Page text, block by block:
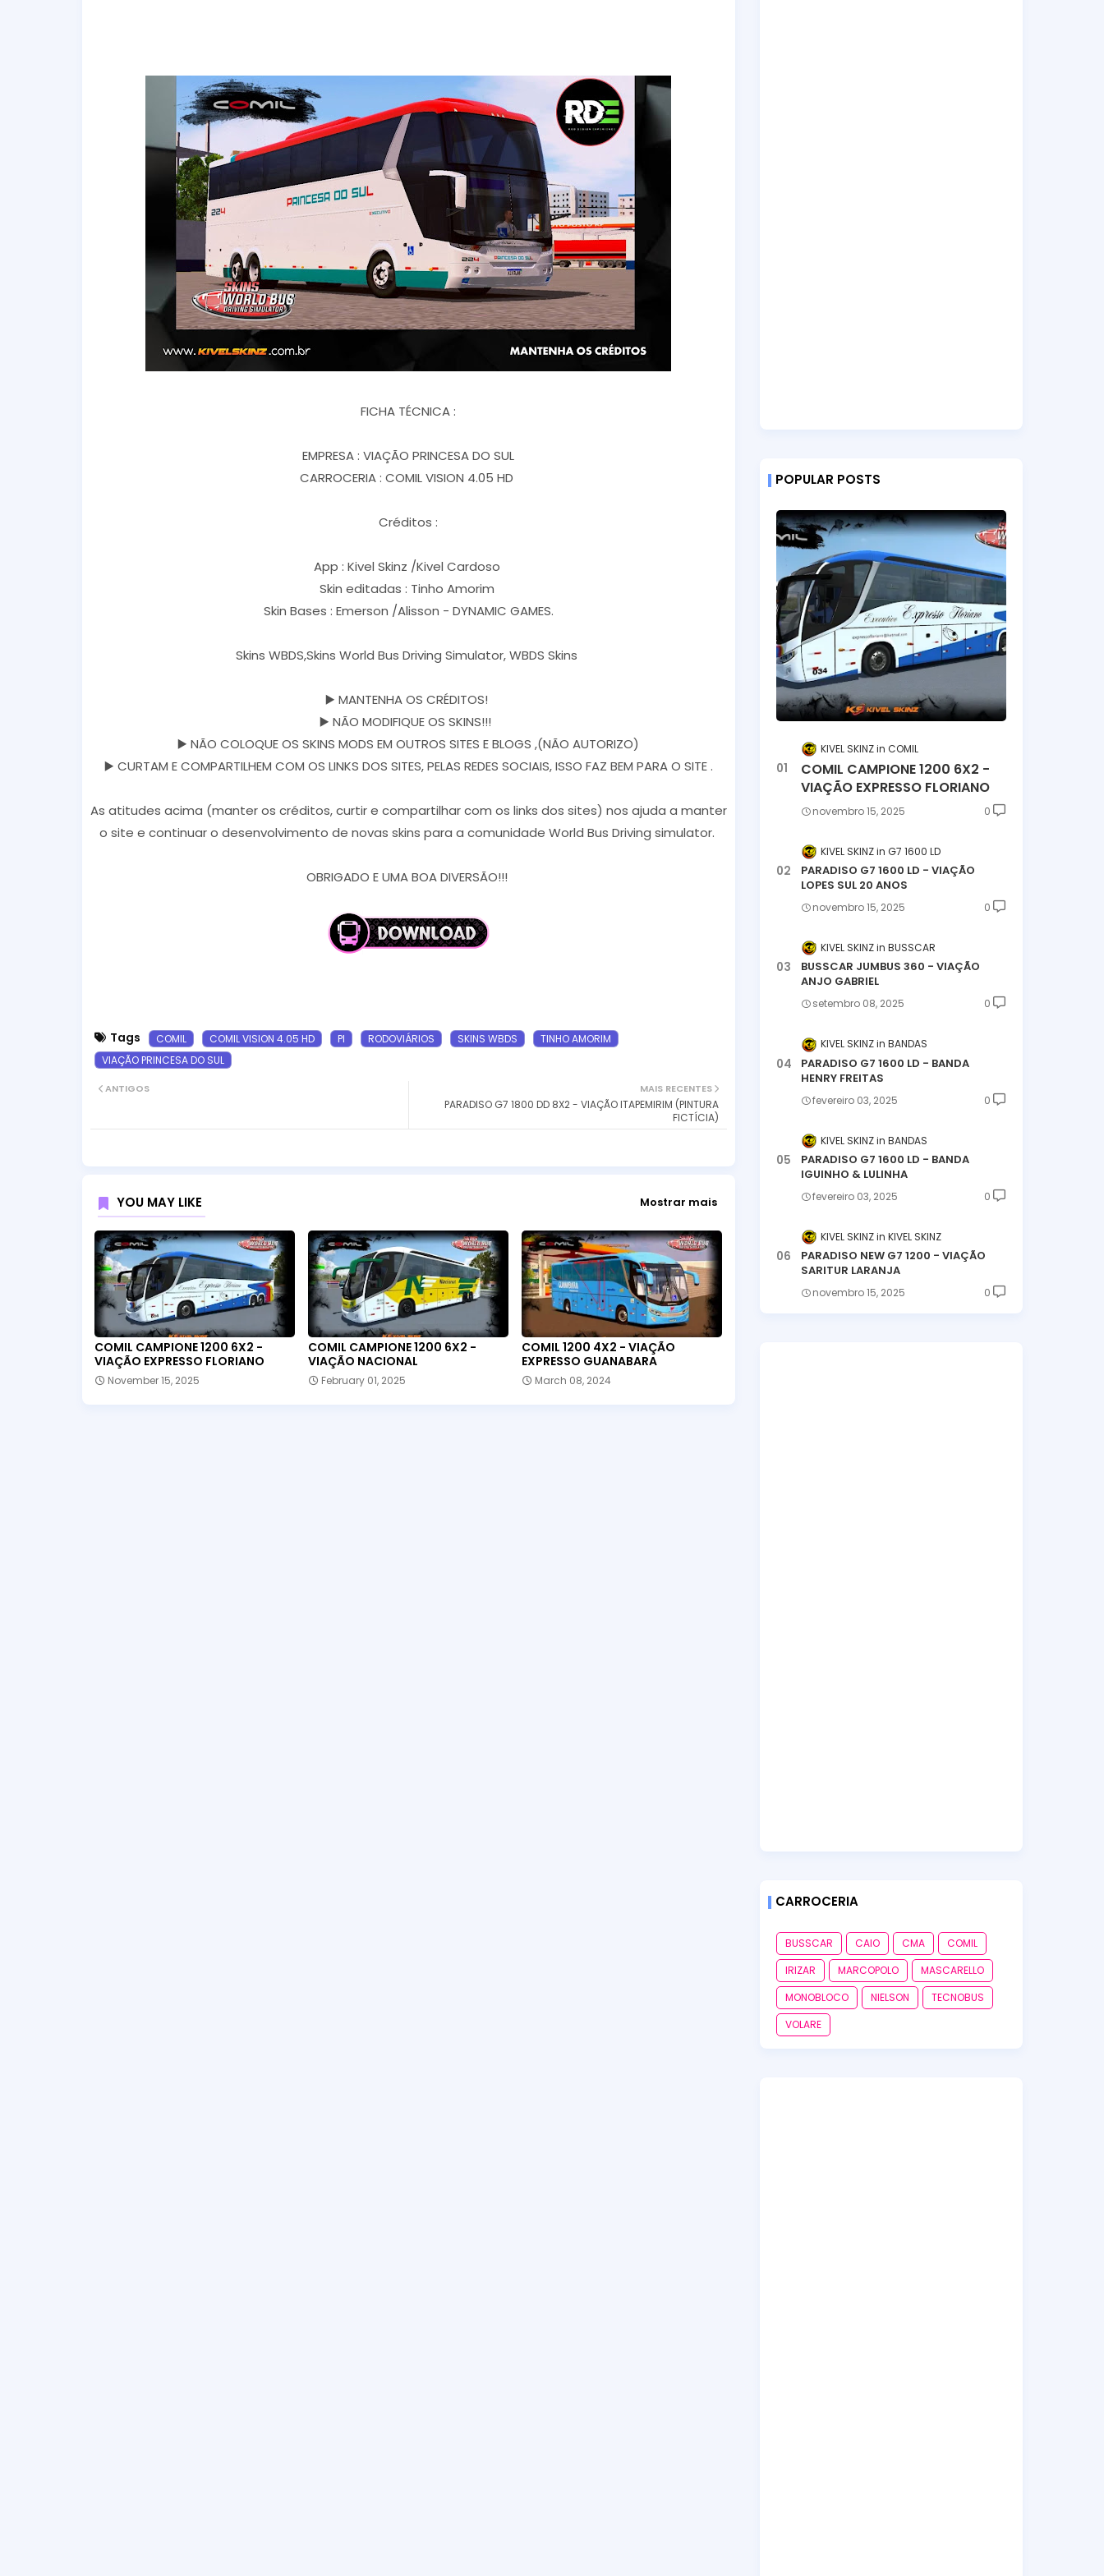
FICHA TÉCNICA :
EMPRESA : VIAÇÃO PRINCESA DO SUL
CARROCERIA : COMIL VISION 4.05 HD
Créditos :
App : Kivel Skinz /Kivel Cardoso
Skin editadas : Tinho Amorim
Skin Bases : Emerson /Alisson - DYNAMIC GAMES.
Skins WBDS,Skins World Bus Driving Simulator, WBDS Skins
▶️ MANTENHA OS CRÉDITOS!
▶️ NÃO MODIFIQUE OS SKINS!!!
▶️ NÃO COLOQUE OS SKINS MODS EM OUTROS SITES E BLOGS ,(NÃO AUTORIZO)
▶️ CURTAM E COMPARTILHEM COM OS LINKS DOS SITES, PELAS REDES SOCIAIS, ISSO FAZ BEM PARA O SITE .
As atitudes acima (manter os créditos, curtir e compartilhar com os links dos sites) nos ajuda a manter
o site e continuar o desenvolvimento de novas skins para a comunidade World Bus Driving simulator.
OBRIGADO E UMA BOA DIVERSÃO!!!
Tags COMIL COMIL VISION 4.05 HD PI RODOVIÁRIOS SKINS WBDS
TINHO AMORIM
VIAÇÃO PRINCESA DO SUL
MAIS RECENTES
PARADISO G7 1800 DD 8X2 - VIAÇÃO ITAPEMIRIM (PINTURA
FICTÍCIA)
ANTIGOS
YOU MAY LIKE Mostrar mais
COMIL CAMPIONE 1200 6X2 -
VIAÇÃO EXPRESSO FLORIANO
November 15, 2025
COMIL CAMPIONE 1200 6X2 -
VIAÇÃO NACIONAL
February 01, 2025
COMIL 1200 4X2 - VIAÇÃO
EXPRESSO GUANABARA
March 08, 2024
POPULAR POSTS
KIVEL SKINZ COMIL
COMIL CAMPIONE 1200 6X2 -
VIAÇÃO EXPRESSO FLORIANO
novembro 15, 2025 0
KIVEL SKINZ G7 1600 LD
PARADISO G7 1600 LD - VIAÇÃO
LOPES SUL 20 ANOS
novembro 15, 2025 0
KIVEL SKINZ BUSSCAR
BUSSCAR JUMBUS 360 - VIAÇÃO
ANJO GABRIEL
setembro 08, 2025 0
KIVEL SKINZ BANDAS
PARADISO G7 1600 LD - BANDA
HENRY FREITAS
fevereiro 03, 2025 0
KIVEL SKINZ BANDAS
PARADISO G7 1600 LD - BANDA
IGUINHO & LULINHA
fevereiro 03, 2025 0
KIVEL SKINZ KIVEL SKINZ
PARADISO NEW G7 1200 - VIAÇÃO
SARITUR LARANJA
novembro 15, 2025 0
CARROCERIA
BUSSCAR CAIO CMA
COMIL
IRIZAR
MARCOPOLO
MASCARELLO
MONOBLOCO
NIELSON
TECNOBUS
VOLARE